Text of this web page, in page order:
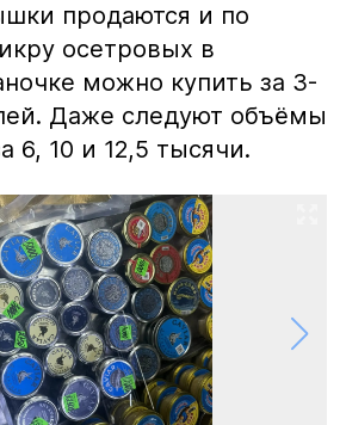
продаются и по
осетровых в
можно купить за 3-
Даже следуют объёмы
6, 10 и 12,5 тысячи.